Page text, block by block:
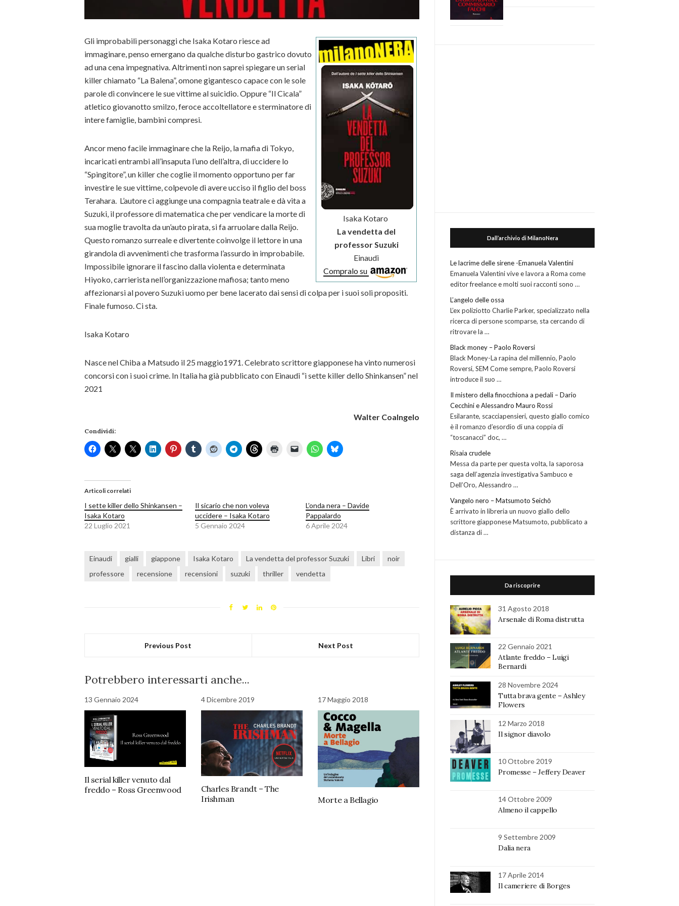
Isaka Kotaro
La vendetta del
professor Suzuki
Einaudi
Compralo su
Gli improbabili personaggi che Isaka Kotaro riesce ad
immaginare, penso emergano da qualche disturbo gastrico dovuto
ad una cena impegnativa. Altrimenti non saprei spiegare un serial
killer chiamato “La Balena”, omone gigantesco capace con le sole
parole di convincere le sue vittime al suicidio. Oppure “Il Cicala”
atletico giovanotto smilzo, feroce accoltellatore e sterminatore di
intere famiglie, bambini compresi.
Ancor meno facile immaginare che la Reijo, la mafia di Tokyo,
incaricati entrambi all’insaputa l’uno dell’altra, di uccidere lo
“Spingitore”, un killer che coglie il momento opportuno per far
investire le sue vittime, colpevole di avere ucciso il figlio del boss
Terahara. L’autore ci aggiunge una compagnia teatrale e dà vita a
Suzuki, il professore di matematica che per vendicare la morte di
sua moglie travolta da un’auto pirata, si fa arruolare dalla Reijo.
Questo romanzo surreale e divertente coinvolge il lettore in una
girandola di avvenimenti che trasforma l’assurdo in improbabile.
Impossibile ignorare il fascino dalla violenta e determinata
Hiyoko, carrierista nell’organizzazione mafiosa; tanto meno
affezionarsi al povero Suzuki uomo per bene lacerato dai sensi di colpa per i suoi soli propositi.
Finale fumoso. Ci sta.
Isaka Kotaro
Nasce nel Chiba a Matsudo il 25 maggio1971. Celebrato scrittore giapponese ha vinto numerosi
concorsi con i suoi crime. In Italia ha già pubblicato con Einaudi “i sette killer dello Shinkansen” nel
2021
Walter Coalngelo
Condividi:
Articoli correlati
I sette killer dello Shinkansen –
Isaka Kotaro
22 Luglio 2021
Il sicario che non voleva
uccidere – Isaka Kotaro
5 Gennaio 2024
L’onda nera – Davide
Pappalardo
6 Aprile 2024
Einaudi gialli giappone Isaka Kotaro La vendetta del professor Suzuki Libri
noir
professore
recensione recensioni suzuki thriller vendetta
Previous Post Next Post
Potrebbero interessarti anche...
13 Gennaio 2024
Il serial killer venuto dal
freddo – Ross Greenwood
4 Dicembre 2019
Charles Brandt – The
Irishman
17 Maggio 2018
Morte a Bellagio
Dall’archivio di MilanoNera
Le lacrime delle sirene -Emanuela Valentini
Emanuela Valentini vive e lavora a Roma come
editor freelance e molti suoi racconti sono …
L’angelo delle ossa
L’ex poliziotto Charlie Parker, specializzato nella
ricerca di persone scomparse, sta cercando di
ritrovare la …
Black money – Paolo Roversi
Black Money-La rapina del millennio, Paolo
Roversi, SEM Come sempre, Paolo Roversi
introduce il suo …
Il mistero della finocchiona a pedali – Dario
Cecchini e Alessandro Mauro Rossi
Esilarante, scacciapensieri, questo giallo comico
è il romanzo d’esordio di una coppia di
“toscanacci” doc, …
Risaia crudele
Messa da parte per questa volta, la saporosa
saga dell’agenzia investigativa Sambuco e
Dell’Oro, Alessandro …
Vangelo nero – Matsumoto Seichō
È arrivato in libreria un nuovo giallo dello
scrittore giapponese Matsumoto, pubblicato a
distanza di …
Da riscoprire
31 Agosto 2018
Arsenale di Roma distrutta
22 Gennaio 2021
Atlante freddo – Luigi
Bernardi
28 Novembre 2024
Tutta brava gente – Ashley
Flowers
12 Marzo 2018
Il signor diavolo
10 Ottobre 2019
Promesse – Jeffery Deaver
14 Ottobre 2009
Almeno il cappello
9 Settembre 2009
Dalia nera
17 Aprile 2014
Il cameriere di Borges